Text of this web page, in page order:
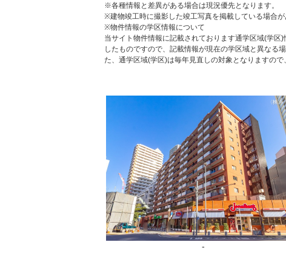
※各種情報と差異がある場合は現況優先となります。
※建物竣工時に撮影した竣工写真を掲載している場合
※物件情報の学区情報について
当サイト物件情報に記載されております通学区域(学
したものですので、記載情報が現在の学区域と異なる
た、通学区域(学区)は毎年見直しの対象となりますの
-